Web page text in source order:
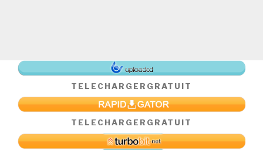
TELECHARGER GRATUIT
TELECHARGER GRATUIT